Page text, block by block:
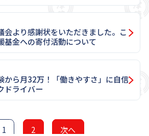
会より感謝状をいただきました。こ
基金への寄付活動について
から月32万！「働きやすさ」に自信
ドライバー
1 2 次へ